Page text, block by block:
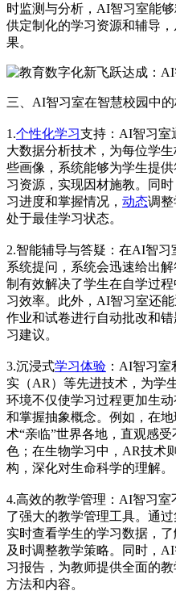
时监测与分析，AI智习室能
供定制化的学习资源和辅导
果。
三、AI智习室在智慧校园中
1.个性化学习支持：AI智习室
大数据分析技术，为每位学
些画像，系统能够为学生提
习资源，实现因材施教。同
习进度和掌握情况， 动态调
处于最佳学习状态。
2.智能辅导与答疑：在AI智
系统提问，系统会迅速给出
制有效解决了学生在自学过
习效率。此外，AI智习室还
作业和试卷进行自动批改和
习建议。
3.沉浸式学习体验 ：AI智习
实（AR）等先进技术，为学
环境不仅使学习过程更加生
和掌握抽象概念。例如，在
术“亲临”世界各地，直观感
色；在生物学习中，AR技术
构，深化对生命科学的理解。
4.高效的教学管理：AI智习
了强大的教学管理工具。通
实时查看学生的学习数据，
及时调整教学策略。同时，
习报告，为教师提供全面的
方法和内容。